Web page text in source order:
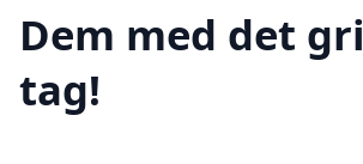
Dem med det
tag!